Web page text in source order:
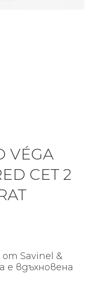
СЕТ 2
от Savinel &
е вдъхновена